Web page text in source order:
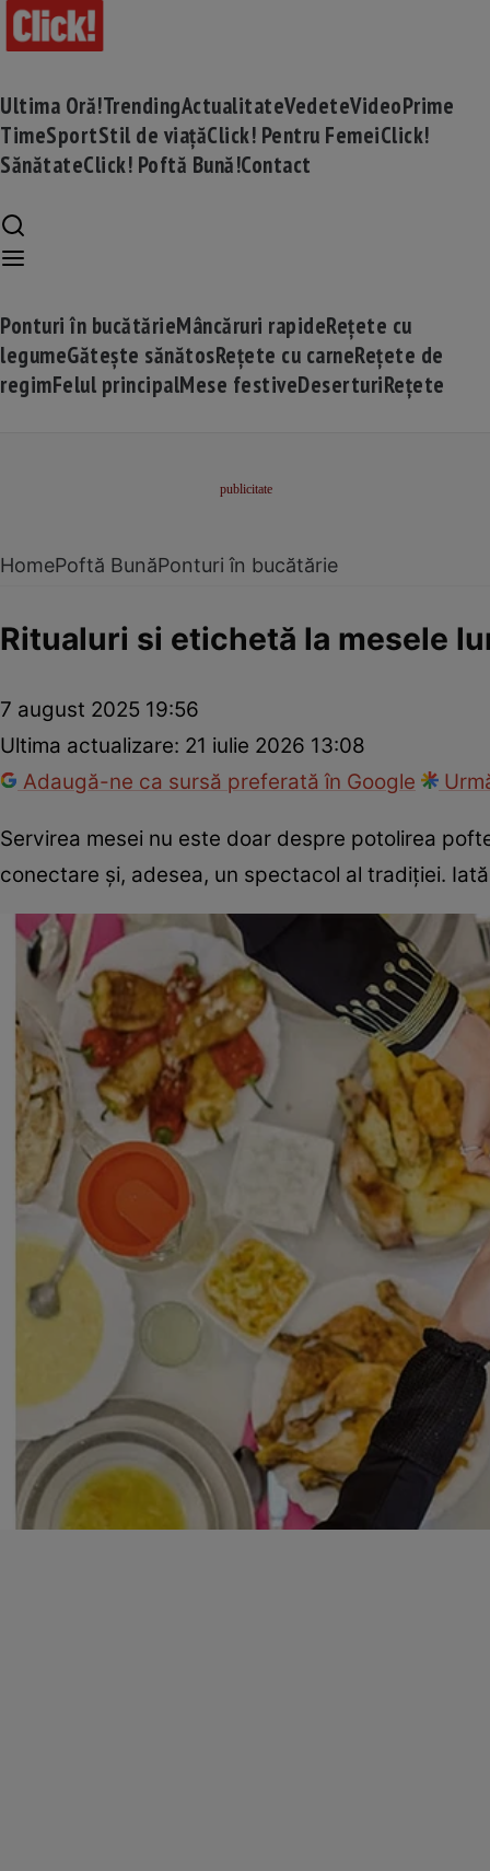
Ultima Oră!TrendingActualitateVedeteVideoPrime
TimeSportStil de viațăClick! Pentru FemeiClick!
SănătateClick! Poftă Bună!Contact
Ponturi în bucătărieMâncăruri rapideRețete cu
legumeGătește sănătosRețete cu carneRețete de
regimFelul principalMese festiveDeserturiRețete
HomePoftă BunăPonturi în bucătărie
Ritualuri si etichetă la mesele
7 august 2025 19:56
Ultima actualizare: 21 iulie 2026 13:08
Adaugă-ne ca sursă preferată în Google
Servirea mesei nu este doar despre potolirea
conectare și, adesea, un spectacol al tradiției.